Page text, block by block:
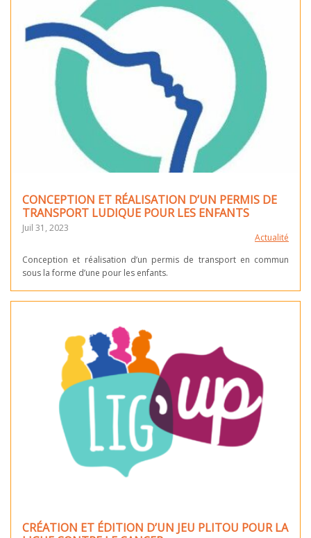
CONCEPTION ET RÉALISATION D’UN PERMIS DE
TRANSPORT LUDIQUE POUR LES ENFANTS
Juil 31, 2023
Actualité
Conception et réalisation d’un permis de transport en commun
sous la forme d’une pour les enfants.
CRÉATION ET ÉDITION D’UN JEU PLITOU POUR LA